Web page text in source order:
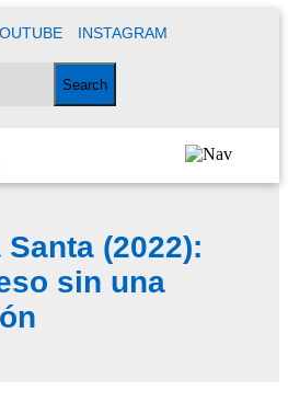
INSTAGRAM
(2022):
sin una